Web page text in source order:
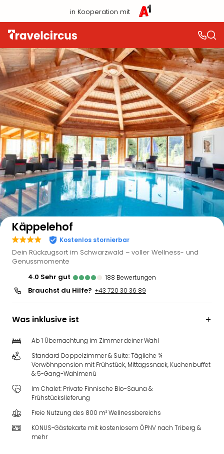
in Kooperation mit
Auf der Karte anzeigen
Käppelehof
Kostenlos stornierbar
Dein Rückzugsort im Schwarzwald – voller Wellness- und
Genussmomente
4.0
sehr gut 188 Bewertungen
Brauchst du Hilfe? +43 720 30 36 89
Was inklusive ist
Ab 1 Übernachtung im Zimmer deiner Wahl
Standard Doppelzimmer & Suite: Tägliche ¾
Verwöhnpension mit Frühstück, Mittagssnack, Kuchenbuffet
& 5-Gang-Wahlmenü
Im Chalet: Private Finnische Bio-Sauna &
Frühstückslieferung
Freie Nutzung des 800 m² Wellnessbereichs
KONUS-Gästekarte mit kostenlosem ÖPNV nach Triberg &
mehr